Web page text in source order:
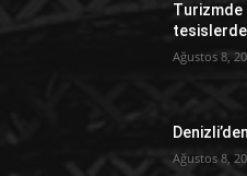
Turizmde
Ağustos 8,
Ağustos 8,